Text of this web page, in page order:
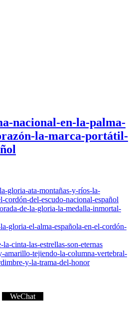
nacional-en-la-palma-
la-marca-portátil-
gloria-ata-montañas-y-ríos-la-
cordón-del-escudo-nacional-español
de-la-gloria-la-medalla-inmortal-
gloria-el-alma-española-en-el-cordón-
cinta-las-estrellas-son-eternas
tejiendo-la-columna-vertebral-
y-la-trama-del-honor
WeChat